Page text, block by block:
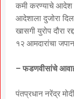
कमी करण्याचे आदेश
आदेशाला दुजोरा
खासगी युरोप दौरा
१२ आमदारांचा
– फडणवीसांचे
पंतप्रधान नरेंद्र